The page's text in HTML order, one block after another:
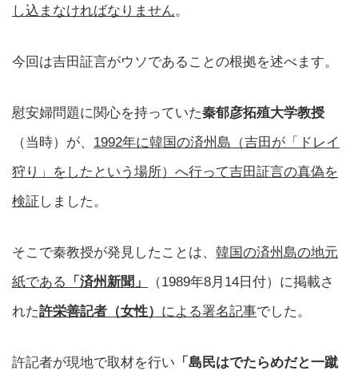
し込まなければなりません。
今回は吉田証言がウソであることの根拠を述べます。
慰安婦問題に関心を持っていた秦郁彦拓殖大学教授
（当時）が、 1992年に韓国の済州島（吉田が「ドレイ
狩り」をしたという場所）へ行って吉田証言の真偽を
検証 しました。
そこで秦教授が発見したことは、 韓国の済州島の地元
紙である 「済州新聞」
（1989年8月14日付）に掲載さ
れた許栄善記者（女性） による署名記事でした。
許記者が現地で取材を行い 「島民はでたらめだと一蹴